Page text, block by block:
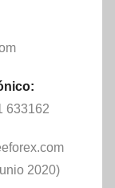
633162
2020)